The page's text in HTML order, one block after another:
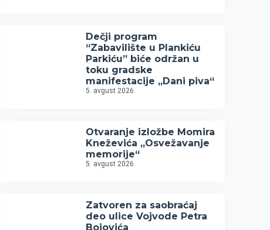
Dečji program
“Zabavilište u Plankiću
Parkiću” biće održan u
toku gradske
manifestacije „Dani piva“
5. avgust 2026.
Otvaranje izložbe Momira
Kneževića „Osvežavanje
memorije“
5. avgust 2026.
Zatvoren za saobraćaj
deo ulice Vojvode Petra
Bojovića